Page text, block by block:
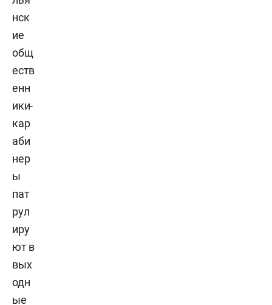
нск
ие
общ
еств
енн
ики-
кар
аби
нер
ы
пат
рул
иру
ют в
вых
одн
ые